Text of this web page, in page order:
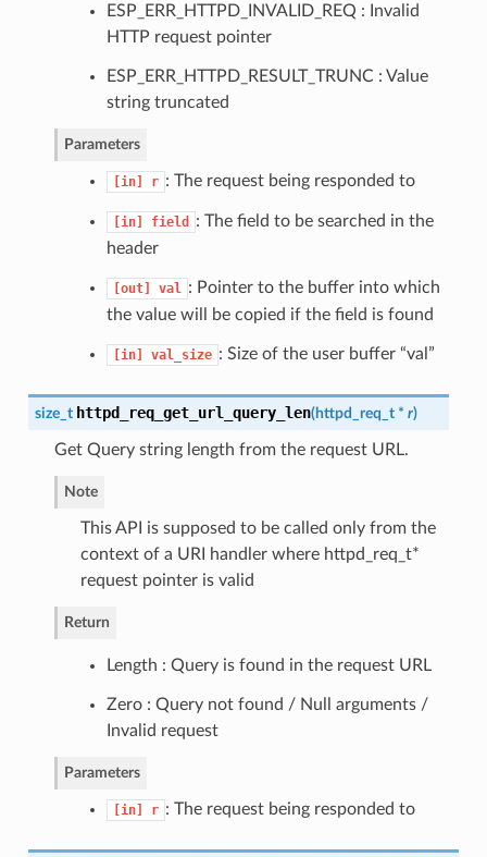
ESP_ERR_HTTPD_INVALID_REQ : Invalid
HTTP request pointer
ESP_ERR_HTTPD_RESULT_TRUNC : Value
string truncated
Parameters
[in] r : The request being responded to
[in] field
: The field to be searched in the
header
[out] val
: Pointer to the buffer into which
the value will be copied if the field is found
[in] val_size : Size of the user buffer “val”
size_t httpd_req_get_url_query_len(httpd_req_t* r)
Get Query string length from the request URL.
Note
This API is supposed to be called only from the
context of a URI handler where httpd_req_t*
request pointer is valid
Return
Length : Query is found in the request URL
Zero : Query not found / Null arguments /
Invalid request
Parameters
[in] r : The request being responded to